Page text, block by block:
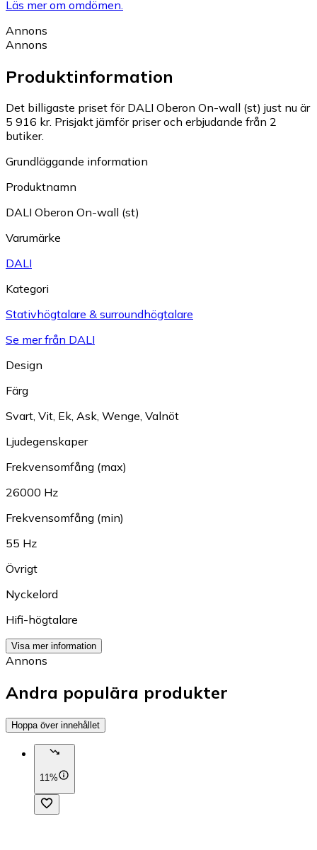
Läs mer om omdömen.
Annons
Annons
Produktinformation
Det billigaste priset för DALI Oberon On-wall (st) just nu är
5 916 kr. Prisjakt jämför priser och erbjudande från 2
butiker.
Grundläggande information
Produktnamn
DALI Oberon On-wall (st)
Varumärke
DALI
Kategori
Stativhögtalare & surroundhögtalare
Se mer från DALI
Design
Färg
Svart, Vit, Ek, Ask, Wenge, Valnöt
Ljudegenskaper
Frekvensomfång (max)
26000 Hz
Frekvensomfång (min)
55 Hz
Övrigt
Nyckelord
Hifi-högtalare
Visa mer information
Annons
Andra populära produkter
Hoppa över innehållet
11%